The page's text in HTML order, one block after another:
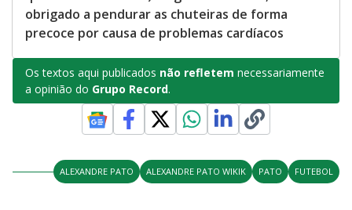
obrigado a pendurar as chuteiras de forma
precoce por causa de problemas cardíacos
Os textos aqui publicados não refletem necessariamente
a opinião do Grupo Record.
ALEXANDRE PATO ALEXANDRE PATO WIKIK PATO FUTEBOL